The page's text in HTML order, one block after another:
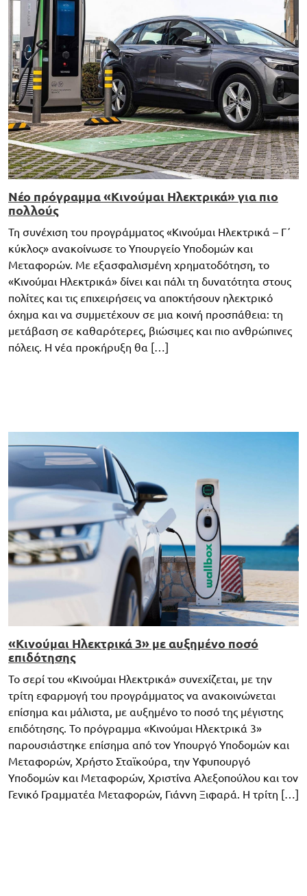
Νέο πρόγραμμα «Κινούμαι Ηλεκτρικά» για πιο
πολλούς
Τη συνέχιση του προγράμματος «Κινούμαι Ηλεκτρικά – Γ΄
κύκλος» ανακοίνωσε το Υπουργείο Υποδομών και
Μεταφορών. Με εξασφαλισμένη χρηματοδότηση, το
«Κινούμαι Ηλεκτρικά» δίνει και πάλι τη δυνατότητα στους
πολίτες και τις επιχειρήσεις να αποκτήσουν ηλεκτρικό
όχημα και να συμμετέχουν σε μια κοινή προσπάθεια: τη
μετάβαση σε καθαρότερες, βιώσιμες και πιο ανθρώπινες
πόλεις. Η νέα προκήρυξη θα […]
«Κινούμαι Ηλεκτρικά 3» με αυξημένο ποσό
επιδότησης
Το σερί του «Κινούμαι Ηλεκτρικά» συνεχίζεται, με την
τρίτη εφαρμογή του προγράμματος να ανακοινώνεται
επίσημα και μάλιστα, με αυξημένο το ποσό της μέγιστης
επιδότησης. Το πρόγραμμα «Κινούμαι Ηλεκτρικά 3»
παρουσιάστηκε επίσημα από τον Υπουργό Υποδομών και
Μεταφορών, Χρήστο Σταϊκούρα, την Υφυπουργό
Υποδομών και Μεταφορών, Χριστίνα Αλεξοπούλου και τον
Γενικό Γραμματέα Μεταφορών, Γιάννη Ξιφαρά. Η τρίτη […]